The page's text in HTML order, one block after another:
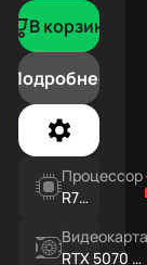
В корзину
Подробнее
Процессор
R7
RTX 5070 Ti